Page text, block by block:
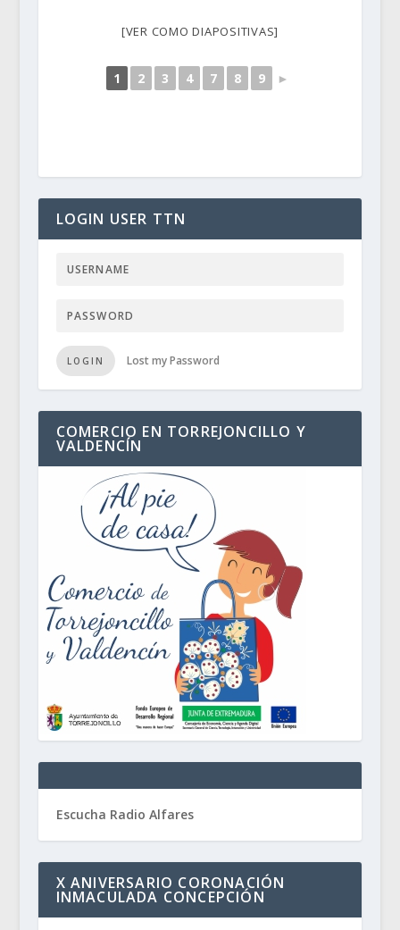
[VER COMO DIAPOSITIVAS]
1 2 3 4 7 8 9 ►
LOGIN USER TTN
LOGIN Lost my Password
COMERCIO EN TORREJONCILLO Y
VALDENCÍN
Escucha Radio Alfares
X ANIVERSARIO CORONACIÓN
INMACULADA CONCEPCIÓN